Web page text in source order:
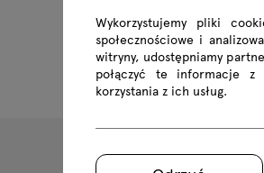
Wykorzystujemy pliki
społecznościowe i
witryny, udostępniamy
połączyć te informacje z
korzystania z ich usług.